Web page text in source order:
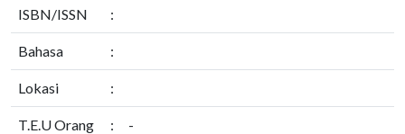
ISBN/ISSN :
Bahasa :
Lokasi :
T.E.U Orang
: -